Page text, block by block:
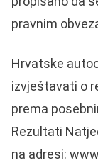
pravnim
Hrvatske
izvještavati o
prema
Rezultati
na adresi: